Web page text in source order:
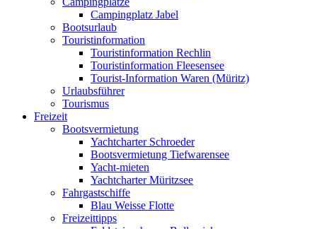
Campingplatz Jabel
Bootsurlaub
Touristinformation
Touristinformation Rechlin
Touristinformation Fleesensee
Tourist-Information Waren (Müritz)
Urlaubsführer
Tourismus
Freizeit
Bootsvermietung
Yachtcharter Schroeder
Bootsvermietung Tiefwarensee
Yacht-mieten
Yachtcharter Müritzsee
Fahrgastschiffe
Blau Weisse Flotte
Freizeittipps